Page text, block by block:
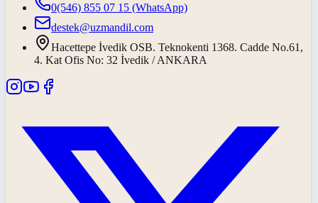
0(546) 855 07 15 (WhatsApp)
destek@uzmandil.com
Hacettepe İvedik OSB. Teknokenti 1368. Cadde No.61,
4. Kat Ofis No: 32 İvedik / ANKARA